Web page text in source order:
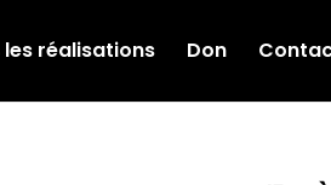
les réalisations Don